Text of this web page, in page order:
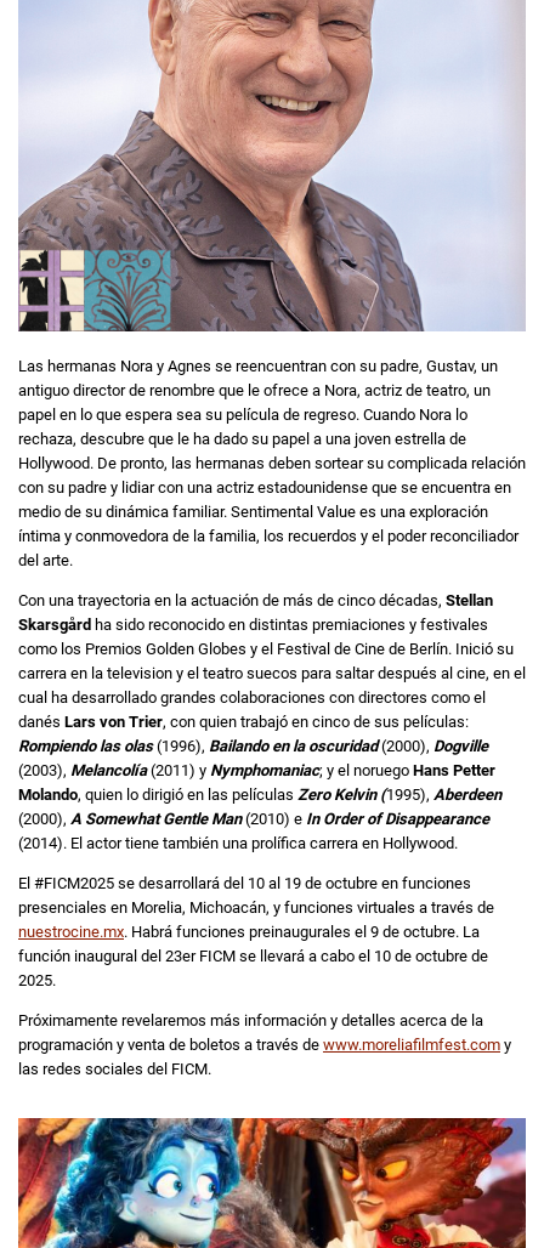
Las hermanas Nora y Agnes se reencuentran con su padre, Gustav, un
antiguo director de renombre que le ofrece a Nora, actriz de teatro, un
papel en lo que espera sea su película de regreso. Cuando Nora lo
rechaza, descubre que le ha dado su papel a una joven estrella de
Hollywood. De pronto, las hermanas deben sortear su complicada relación
con su padre y lidiar con una actriz estadounidense que se encuentra en
medio de su dinámica familiar. Sentimental Value es una exploración
íntima y conmovedora de la familia, los recuerdos y el poder reconciliador
del arte.
Con una trayectoria en la actuación de más de cinco décadas, Stellan
Skarsgård ha sido reconocido en distintas premiaciones y festivales
como los Premios Golden Globes y el Festival de Cine de Berlín. Inició su
carrera en la television y el teatro suecos para saltar después al cine, en el
cual ha desarrollado grandes colaboraciones con directores como el
danés Lars von Trier, con quien trabajó en cinco de sus películas:
Rompiendo las olas(1996), Bailando en la oscuridad(2000), Dogville
(2003), Melancolía(2011) y Nymphomaniac; y el noruego Hans Petter
Molando, quien lo dirigió en las películas Zero Kelvin (1995), Aberdeen
(2000), A Somewhat Gentle Man(2010) e In Order of Disappearance
(2014). El actor tiene también una prolífica carrera en Hollywood.
El #FICM2025 se desarrollará del 10 al 19 de octubre en funciones
presenciales en Morelia, Michoacán, y funciones virtuales a través de
nuestrocine.mx. Habrá funciones preinaugurales el 9 de octubre. La
función inaugural del 23er FICM se llevará a cabo el 10 de octubre de
2025.
Próximamente revelaremos más información y detalles acerca de la
programación y venta de boletos a través de www.moreliafilmfest.com y
las redes sociales del FICM.